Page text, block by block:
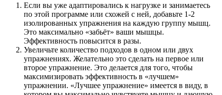
Если вы уже адаптировались к нагрузке и занимаетесь
по этой программе или схожей с ней, добавьте 1-2
изолированных упражнения на каждую группу мышц.
Это максимально «забьёт» ваши мышцы.
Эффективность повысится в разы.
Увеличьте количество подходов в одном или двух
упражнениях. Желательно это сделать на первое или
второе упражнение. Это делается для того, чтобы
максимизировать эффективность в «лучшем»
упражнении. «Лучшее упражнение» имеется в виду, в